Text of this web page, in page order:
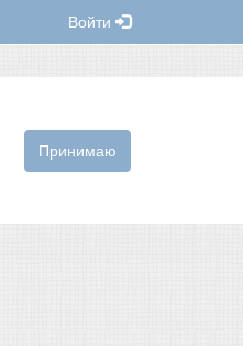
Войти
Принимаю